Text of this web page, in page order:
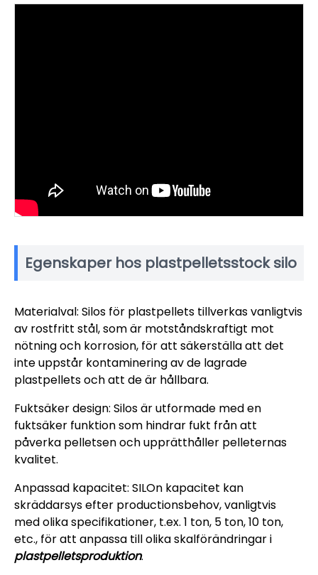
Egenskaper hos plastpelletsstock silo
Materialval: Silos för plastpellets tillverkas vanligtvis
av rostfritt stål, som är motståndskraftigt mot
nötning och korrosion, för att säkerställa att det
inte uppstår kontaminering av de lagrade
plastpellets och att de är hållbara.
Fuktsäker design: Silos är utformade med en
fuktsäker funktion som hindrar fukt från att
påverka pelletsen och upprätthåller pelleternas
kvalitet.
Anpassad kapacitet: SILOn kapacitet kan
skräddarsys efter productionsbehov, vanligtvis
med olika specifikationer, t.ex. 1 ton, 5 ton, 10 ton,
etc., för att anpassa till olika skalförändringar i
plastpelletsproduktion.